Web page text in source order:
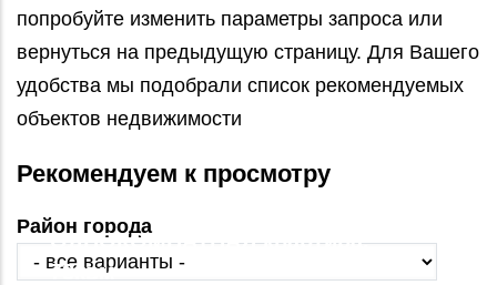
попробуйте изменить параметры запроса или
вернуться на предыдущую страницу. Для Вашего
удобства мы подобрали список рекомендуемых
объектов недвижимости
Рекомендуем к просмотру
Район города
ОДНОКОМНАТНАЯ квартира,
78квм